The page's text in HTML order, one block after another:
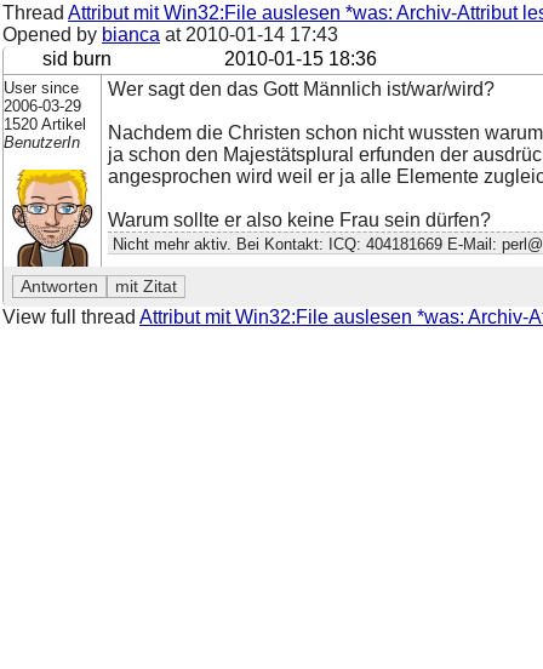
Thread Attribut mit Win32:File auslesen *was: Archiv-Attribut
Opened by bianca at 2010-01-14 17:43
sid burn
2010-01-15 18:36
User since
2006-03-29
1520 Artikel
BenutzerIn
Wer sagt den das Gott Männlich ist/war/wird?
Nachdem die Christen schon nicht wussten
ja schon den Majestätsplural erfunden der
angesprochen wird weil er ja alle Elemente
Warum sollte er also keine Frau sein dürfen?
Nicht mehr aktiv. Bei Kontakt: ICQ: 404181669 E-Mail:
View full thread Attribut mit Win32:File auslesen *was: Archiv-